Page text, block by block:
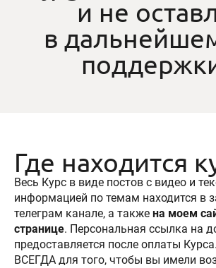
и не
в
Где находится
Весь Курс в виде постов с видео и
информацией по темам находится в
телеграм канале, а также на моем
странице. Персональная ссылка на
предоставляется после оплаты
ВСЕГДА для того, чтобы вы имели